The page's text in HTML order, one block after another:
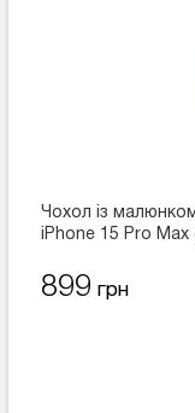
Чохол із
iPhone 15 Pro Max
899 грн